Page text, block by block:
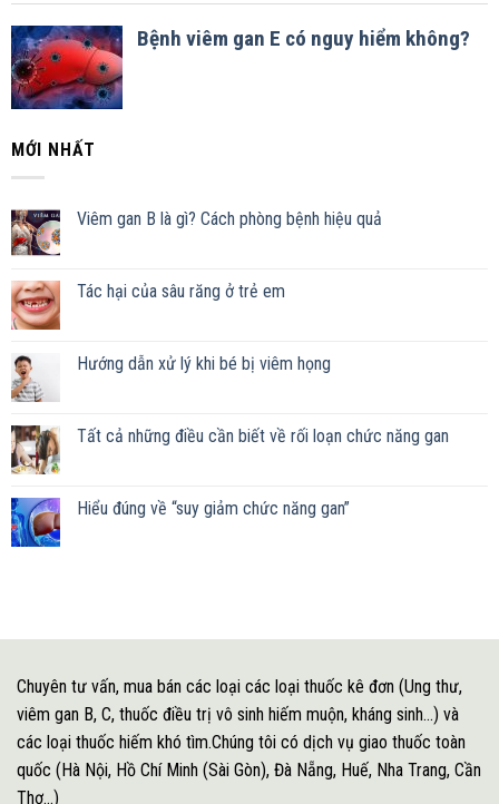
MỚI NHẤT
Viêm gan B là gì? Cách phòng bệnh hiệu quả
Tác hại của sâu răng ở trẻ em
Hướng dẫn xử lý khi bé bị viêm họng
Tất cả những điều cần biết về rối loạn chức năng gan
Hiểu đúng về “suy giảm chức năng gan”
Chuyên tư vấn, mua bán các loại các loại thuốc kê đơn (Ung thư,
viêm gan B, C, thuốc điều trị vô sinh hiếm muộn, kháng sinh...) và
các loại thuốc hiếm khó tìm.Chúng tôi có dịch vụ giao thuốc toàn
quốc (Hà Nội, Hồ Chí Minh (Sài Gòn), Đà Nẵng, Huế, Nha Trang, Cần
Thơ...)